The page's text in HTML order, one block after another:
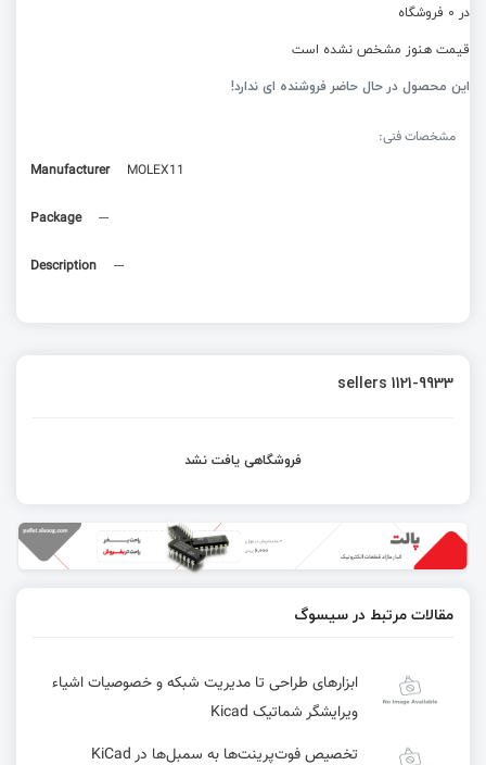
در 0 فروشگاه
قیمت هنوز مشخص نشده است
این محصول در حال حاضر فروشنده ای ندارد!
مشخصات فنی:
Manufacturer
MOLEX11
Package ---
Description ---
sellers 1121-9933
فروشگاهی یافت نشد
مقالات مرتبط در سیسوگ
ابزارهای طراحی تا مدیریت شبکه و خصوصیات اشیاء
ویرایشگر شماتیک Kicad
تخصیص فوت‌پرینت‌ها به سمبل‌ها در KiCad